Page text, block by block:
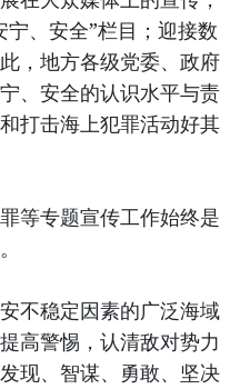
、安全”栏目；迎接数
，地方各级党委、政府
、安全的认识水平与责
打击海上犯罪活动好其
等专题宣传工作始终是
不稳定因素的广泛海域
高警惕，认清敌对势力
现、智谋、勇敢、坚决